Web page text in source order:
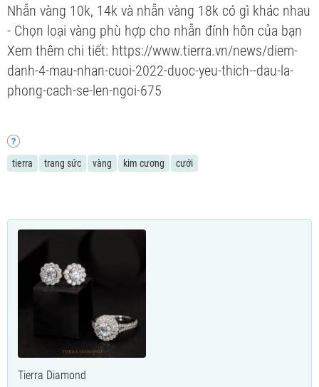
Nhẫn vàng 10k, 14k và nhẫn vàng 18k có gì khác nhau
- Chọn loại vàng phù hợp cho nhẫn đính hôn của bạn
Xem thêm chi tiết: https://www.tierra.vn/news/diem-
danh-4-mau-nhan-cuoi-2022-duoc-yeu-thich--dau-la-
phong-cach-se-len-ngoi-675
tierra trang sức vàng kim cương cưới
Tierra Diamond